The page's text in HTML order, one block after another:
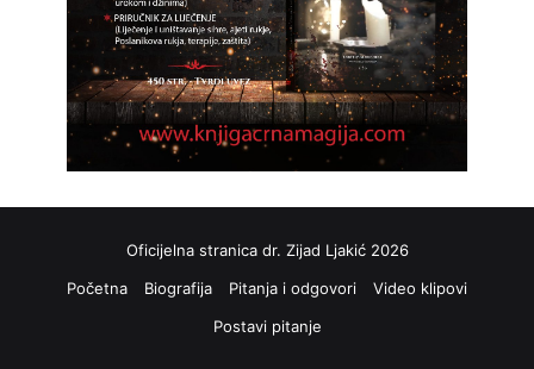
Oficijelna stranica dr. Zijad Ljakić 2026
Početna
Biografija Pitanja i odgovori
Video klipovi
Postavi pitanje